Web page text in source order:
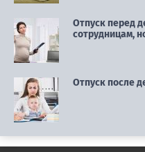
Отпуск перед
сотрудницам,
Отпуск после